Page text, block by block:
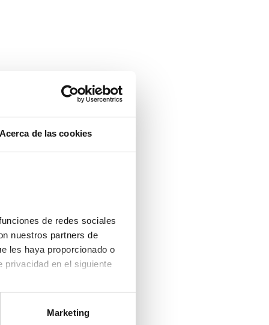
Acerca de las cookies
de redes sociales
nuestros partners de
les haya proporcionado o
Marketing